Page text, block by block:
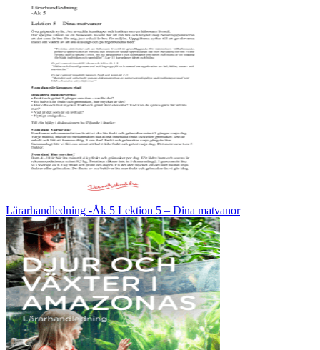
Lärarhandledning -Åk 5 Lektion 5 – Dina matvanor